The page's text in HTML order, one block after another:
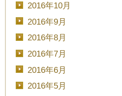
2016年10月
2016年9月
2016年8月
2016年7月
2016年6月
2016年5月